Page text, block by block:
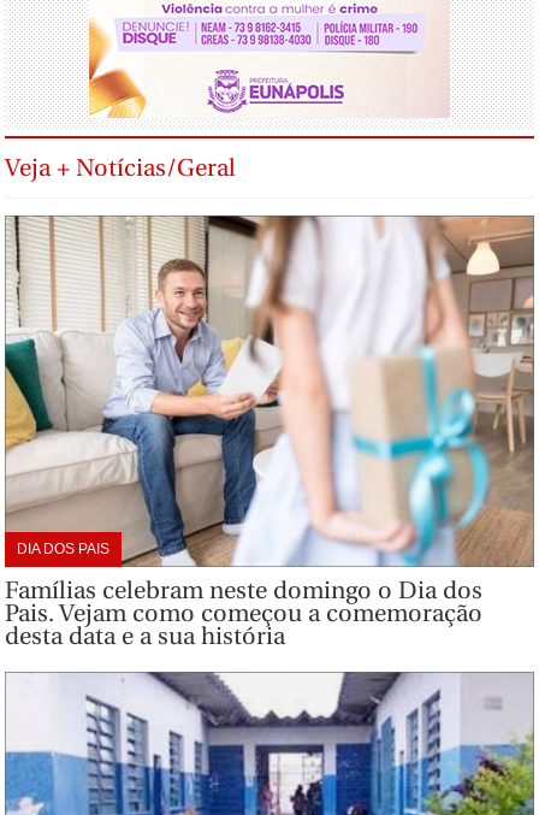
Veja + Notícias/Geral
DIA DOS PAIS
Famílias celebram neste domingo o Dia dos
Pais. Vejam como começou a comemoração
desta data e a sua história